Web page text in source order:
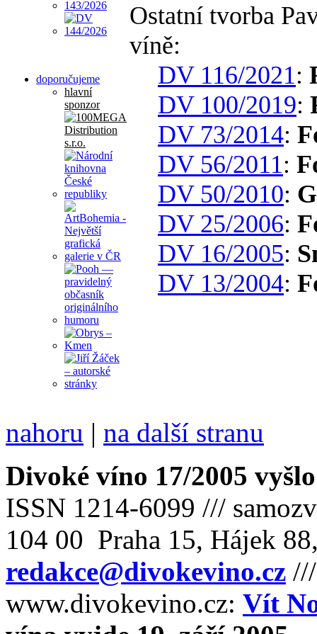
doporučujeme
hlavní
sponzor
Ostatní tvorba
víně:
DV 116/2021:
DV 100/2019:
DV 73/2014:
DV 56/2011:
DV 50/2010:
DV 25/2006:
DV 16/2005:
DV 13/2004:
nahoru | na další stranu
Divoké víno 17/2005
ISSN 1214-6099 ///
104 00 Praha 15, Hájek
redakce@divokevino.cz
www.divokevino.cz: Vít